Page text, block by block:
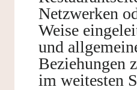
Netzwerken
Weise
und
Beziehungen
im weitesten